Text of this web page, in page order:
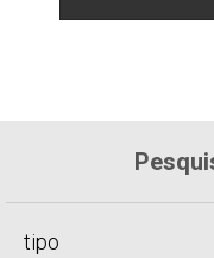
tipo